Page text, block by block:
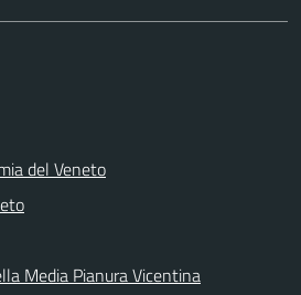
del Veneto
Media Pianura Vicentina